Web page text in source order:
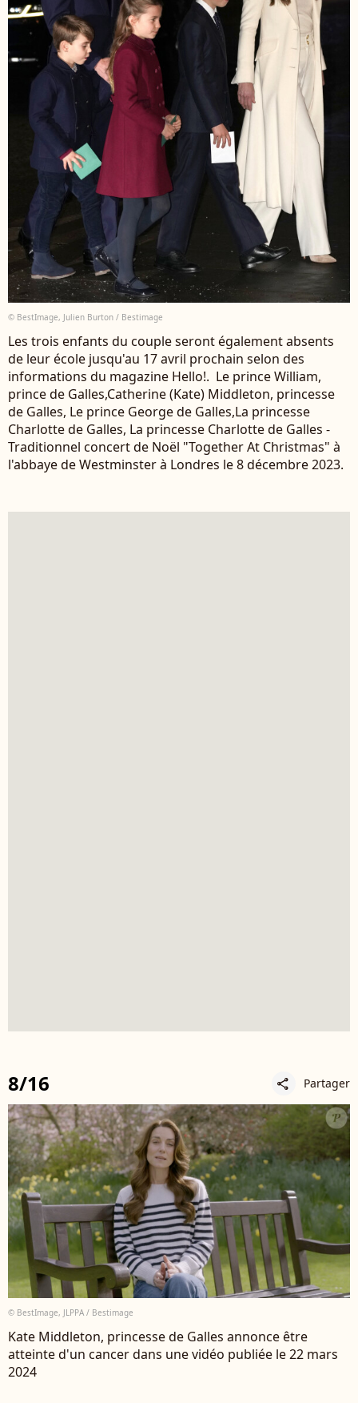
© BestImage, Julien Burton / Bestimage
Les trois enfants du couple seront également absents
de leur école jusqu'au 17 avril prochain selon des
informations du magazine Hello!. Le prince William,
prince de Galles,Catherine (Kate) Middleton, princesse
de Galles, Le prince George de Galles,La princesse
Charlotte de Galles, La princesse Charlotte de Galles -
Traditionnel concert de Noël "Together At Christmas" à
l'abbaye de Westminster à Londres le 8 décembre 2023.
8/16 share Partager
© BestImage, JLPPA / Bestimage
Kate Middleton, princesse de Galles annonce être
atteinte d'un cancer dans une vidéo publiée le 22 mars
2024